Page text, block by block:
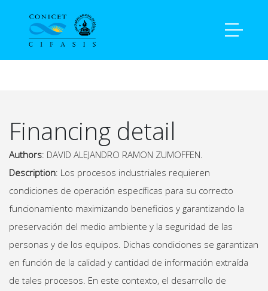
Home produccion
Financing detail
Authors: DAVID ALEJANDRO RAMON ZUMOFFEN.
Description: Los procesos industriales requieren
condiciones de operación específicas para su correcto
funcionamiento maximizando beneficios y garantizando la
preservación del medio ambiente y la seguridad de las
personas y de los equipos. Dichas condiciones se garantizan
en función de la calidad y cantidad de información extraída
de tales procesos. En este contexto, el desarrollo de